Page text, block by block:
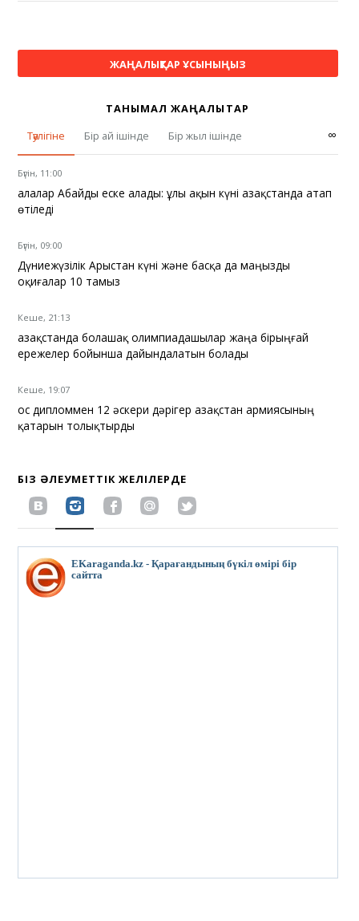
ЖАҢАЛЫҚТАР ҰСЫНЫҢЫЗ
ТАНЫМАЛ ЖАҢАЛЫҚТАР
Тәулігіне
Бір ай ішінде Бір жыл ішінде ∞
Бүгін, 11:00
Қалалар Абайды еске алады: ұлы ақын күні Қазақстанда атап
өтіледі
Бүгін, 09:00
Дүниежүзілік Арыстан күні және басқа да маңызды
оқиғалар 10 тамыз
Кеше, 21:13
Қазақстанда болашақ олимпиадашылар жаңа бірыңғай
ережелер бойынша дайындалатын болады
Кеше, 19:07
Қос дипломмен 12 әскери дәрігер Қазақстан армиясының
қатарын толықтырды
БІЗ ӘЛЕУМЕТТІК ЖЕЛІЛЕРДЕ
EKaraganda.kz - Қарағандының бүкіл өмірі бір
сайтта